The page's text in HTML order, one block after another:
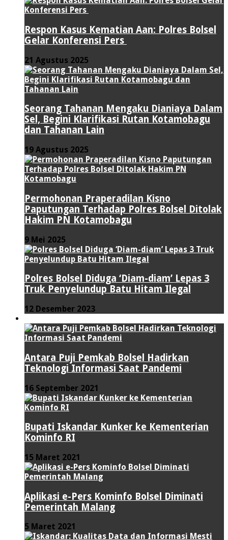
Respon Kasus Kematian Aan: Polres Bolsel
Gelar Konferensi Pers
21 Agustus 2025
Seorang Tahanan Mengaku Dianiaya Dalam
Sel, Begini Klarifikasi Rutan Kotamobagu
dan Tahanan Lain
19 Agustus 2025
Permohonan Praperadilan Kisno
Paputungan Terhadap Polres Bolsel Ditolak
Hakim PN Kotamobagu
9 Mei 2025
Polres Bolsel Diduga ‘Diam-diam’ Lepas 3
Truk Penyelundup Batu Hitam Ilegal
12 Desember 2023
Antara Puji Pemkab Bolsel Hadirkan
Teknologi Informasi Saat Pandemi
16 September 2021
Bupati Iskandar Kunker ke Kementerian
Kominfo RI
15 Maret 2021
Aplikasi e-Pers Kominfo Bolsel Diminati
Pemerintah Malang
5 Maret 2021